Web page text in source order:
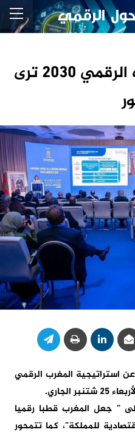
استراتيجية المغرب الرقمي 2030 ترى
استراتيجية المغرب الرقمي
الجاري.
” جعل المغرب قطبا رقميا
للمملكة”، كما تتمحور